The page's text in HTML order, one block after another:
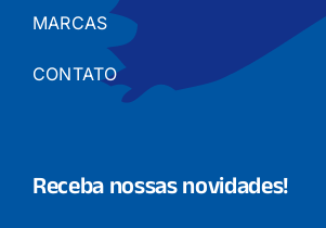
MARCAS
CONTATO
Receba nossas novidades!